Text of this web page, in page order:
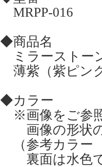
MRPP-016
◆商品名
ミラーストー
薄紫（紫ピン
◆カラー
※画像をご参
画像の形状の
（参考カラー
裏面は水色